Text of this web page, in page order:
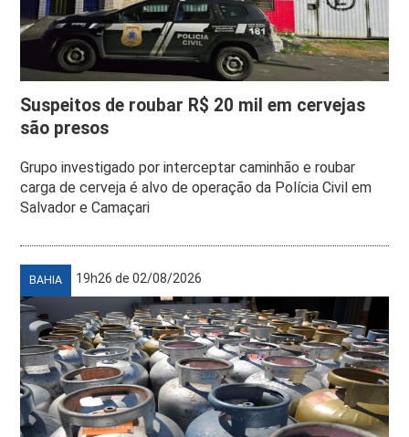
Suspeitos de roubar R$ 20 mil em cervejas
são presos
Grupo investigado por interceptar caminhão e roubar
carga de cerveja é alvo de operação da Polícia Civil em
Salvador e Camaçari
BAHIA 19h26 de 02/08/2026